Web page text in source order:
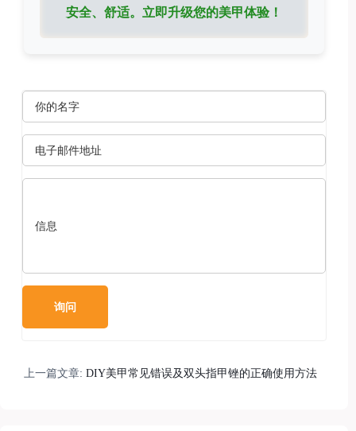
安全、舒适。立即升级您的美甲体验！
上一篇文章: DIY美甲常见错误及双头指甲锉的正确使用方法